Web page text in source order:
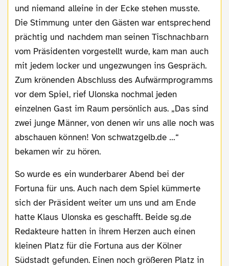
und niemand alleine in der Ecke stehen musste.
Die Stimmung unter den Gästen war entsprechend
prächtig und nachdem man seinen Tischnachbarn
vom Präsidenten vorgestellt wurde, kam man auch
mit jedem locker und ungezwungen ins Gespräch.
Zum krönenden Abschluss des Aufwärmprogramms
vor dem Spiel, rief Ulonska nochmal jeden
einzelnen Gast im Raum persönlich aus. „Das sind
zwei junge Männer, von denen wir uns alle noch was
abschauen können! Von schwatzgelb.de …“
bekamen wir zu hören.
So wurde es ein wunderbarer Abend bei der
Fortuna für uns. Auch nach dem Spiel kümmerte
sich der Präsident weiter um uns und am Ende
hatte Klaus Ulonska es geschafft. Beide sg.de
Redakteure hatten in ihrem Herzen auch einen
kleinen Platz für die Fortuna aus der Kölner
Südstadt gefunden. Einen noch größeren Platz in